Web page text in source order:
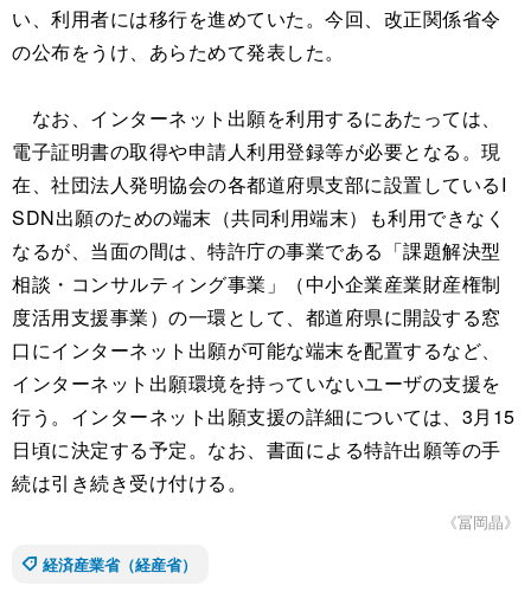
い、利用者には移行を進めていた。今回、改正関係省令
の公布をうけ、あらためて発表した。
なお、インターネット出願を利用するにあたっては、
電子証明書の取得や申請人利用登録等が必要となる。現
在、社団法人発明協会の各都道府県支部に設置しているI
SDN出願のための端末（共同利用端末）も利用できなく
なるが、当面の間は、特許庁の事業である「課題解決型
相談・コンサルティング事業」（中小企業産業財産権制
度活用支援事業）の一環として、都道府県に開設する窓
口にインターネット出願が可能な端末を配置するなど、
インターネット出願環境を持っていないユーザの支援を
行う。インターネット出願支援の詳細については、3月15
日頃に決定する予定。なお、書面による特許出願等の手
続は引き続き受け付ける。
《冨岡晶》
経済産業省（経産省）